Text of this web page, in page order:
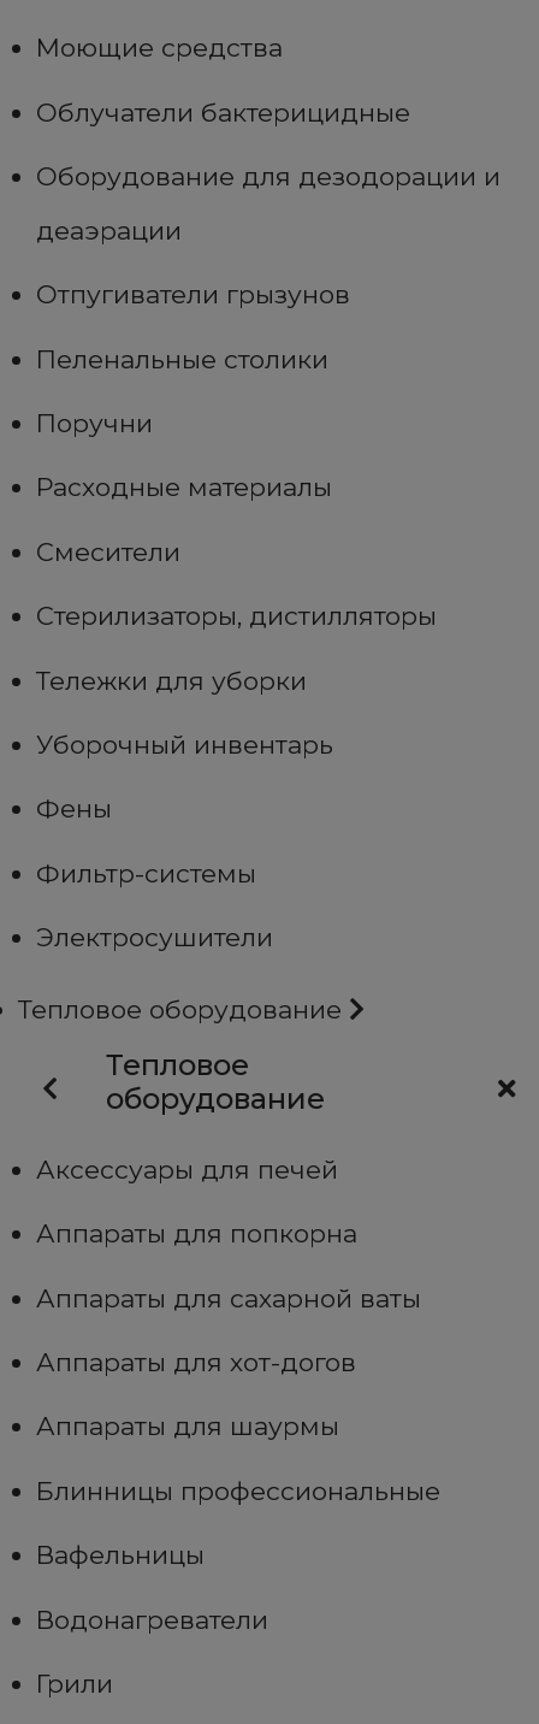
Моющие средства
Облучатели бактерицидные
Оборудование для дезодорации и
деаэрации
Отпугиватели грызунов
Пеленальные столики
Поручни
Расходные материалы
Смесители
Стерилизаторы, дистилляторы
Тележки для уборки
Уборочный инвентарь
Фены
Фильтр-системы
Электросушители
Тепловое оборудование
Тепловое
оборудование
Аксессуары для печей
Аппараты для попкорна
Аппараты для сахарной ваты
Аппараты для хот-догов
Аппараты для шаурмы
Блинницы профессиональные
Вафельницы
Водонагреватели
Грили